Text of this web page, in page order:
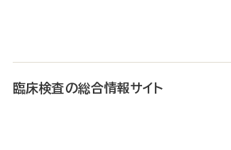
臨床検査の総合情報サイト